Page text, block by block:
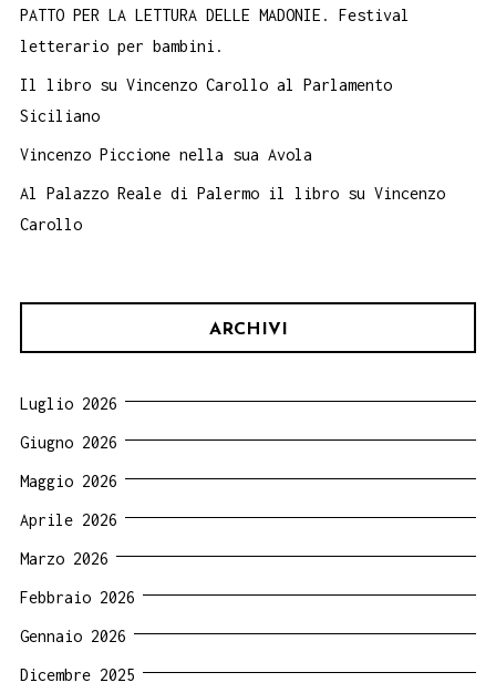
ottobre.
PATTO PER LA LETTURA DELLE MADONIE. Festival
letterario per bambini.
Il libro su Vincenzo Carollo al Parlamento
Siciliano
Vincenzo Piccione nella sua Avola
Al Palazzo Reale di Palermo il libro su Vincenzo
Carollo
ARCHIVI
Luglio 2026
Giugno 2026
Maggio 2026
Aprile 2026
Marzo 2026
Febbraio 2026
Gennaio 2026
Dicembre 2025